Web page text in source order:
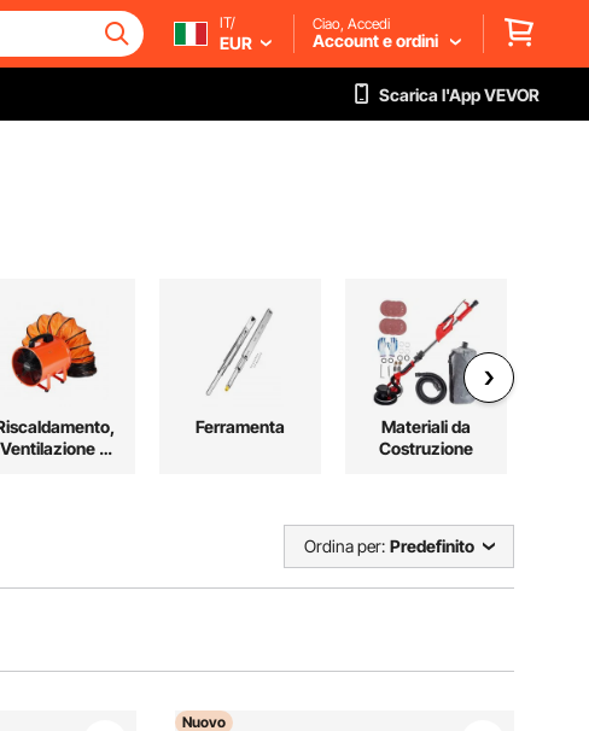
IT/
EUR
Ciao, Accedi
Account e ordini
Scarica l'App VEVOR
Ventilazione e
Ferramenta
Materiali da
Costruzione
Ordina per: Predefinito
Nuovo